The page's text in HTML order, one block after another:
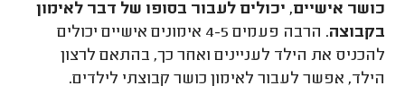
כושר אישיים, יכולים לעבור בסופו של דבר לאימון
בקבוצה
. הרבה פעמים 4-5 אימונים אישיים יכולים
להכניס את הילד לעניינים ואחר כך, בהתאם לרצון
הילד, אפשר לעבור לאימון כושר קבוצתי לילדים.